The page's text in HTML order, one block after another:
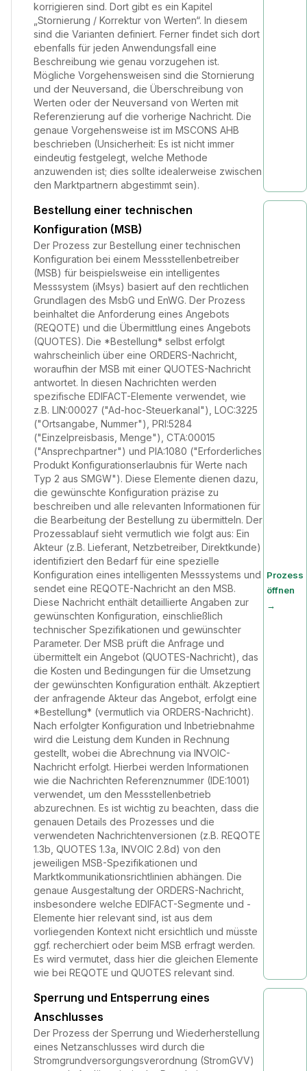
korrigieren sind. Dort gibt es ein Kapitel
„Stornierung / Korrektur von Werten“. In diesem
sind die Varianten definiert. Ferner findet sich dort
ebenfalls für jeden Anwendungsfall eine
Beschreibung wie genau vorzugehen ist.
Mögliche Vorgehensweisen sind die Stornierung
und der Neuversand, die Überschreibung von
Werten oder der Neuversand von Werten mit
Referenzierung auf die vorherige Nachricht. Die
genaue Vorgehensweise ist im MSCONS AHB
beschrieben (Unsicherheit: Es ist nicht immer
eindeutig festgelegt, welche Methode
anzuwenden ist; dies sollte idealerweise zwischen
den Marktpartnern abgestimmt sein).
Bestellung einer technischen
Konfiguration (MSB)
Der Prozess zur Bestellung einer technischen
Konfiguration bei einem Messstellenbetreiber
(MSB) für beispielsweise ein intelligentes
Messsystem (iMsys) basiert auf den rechtlichen
Grundlagen des MsbG und EnWG. Der Prozess
beinhaltet die Anforderung eines Angebots
(REQOTE) und die Übermittlung eines Angebots
(QUOTES). Die *Bestellung* selbst erfolgt
wahrscheinlich über eine ORDERS-Nachricht,
woraufhin der MSB mit einer QUOTES-Nachricht
antwortet. In diesen Nachrichten werden
spezifische EDIFACT-Elemente verwendet, wie
z.B. LIN:00027 ("Ad-hoc-Steuerkanal"), LOC:3225
("Ortsangabe, Nummer"), PRI:5284
("Einzelpreisbasis, Menge"), CTA:00015
("Ansprechpartner") und PIA:1080 ("Erforderliches
Produkt Konfigurationserlaubnis für Werte nach
Typ 2 aus SMGW"). Diese Elemente dienen dazu,
die gewünschte Konfiguration präzise zu
beschreiben und alle relevanten Informationen für
die Bearbeitung der Bestellung zu übermitteln. Der
Prozessablauf sieht vermutlich wie folgt aus: Ein
Akteur (z.B. Lieferant, Netzbetreiber, Direktkunde)
identifiziert den Bedarf für eine spezielle
Konfiguration eines intelligenten Messsystems und
sendet eine REQOTE-Nachricht an den MSB.
Diese Nachricht enthält detaillierte Angaben zur
gewünschten Konfiguration, einschließlich
technischer Spezifikationen und gewünschter
Parameter. Der MSB prüft die Anfrage und
übermittelt ein Angebot (QUOTES-Nachricht), das
die Kosten und Bedingungen für die Umsetzung
der gewünschten Konfiguration enthält. Akzeptiert
der anfragende Akteur das Angebot, erfolgt eine
*Bestellung* (vermutlich via ORDERS-Nachricht).
Nach erfolgter Konfiguration und Inbetriebnahme
wird die Leistung dem Kunden in Rechnung
gestellt, wobei die Abrechnung via INVOIC-
Nachricht erfolgt. Hierbei werden Informationen
wie die Nachrichten Referenznummer (IDE:1001)
verwendet, um den Messstellenbetrieb
abzurechnen. Es ist wichtig zu beachten, dass die
genauen Details des Prozesses und die
verwendeten Nachrichtenversionen (z.B. REQOTE
1.3b, QUOTES 1.3a, INVOIC 2.8d) von den
jeweiligen MSB-Spezifikationen und
Marktkommunikationsrichtlinien abhängen. Die
genaue Ausgestaltung der ORDERS-Nachricht,
insbesondere welche EDIFACT-Segmente und -
Elemente hier relevant sind, ist aus dem
vorliegenden Kontext nicht ersichtlich und müsste
ggf. recherchiert oder beim MSB erfragt werden.
Es wird vermutet, dass hier die gleichen Elemente
wie bei REQOTE und QUOTES relevant sind.
Prozess
öffnen
→
Sperrung und Entsperrung eines
Anschlusses
Der Prozess der Sperrung und Wiederherstellung
eines Netzanschlusses wird durch die
Stromgrundversorgungsverordnung (StromGVV)